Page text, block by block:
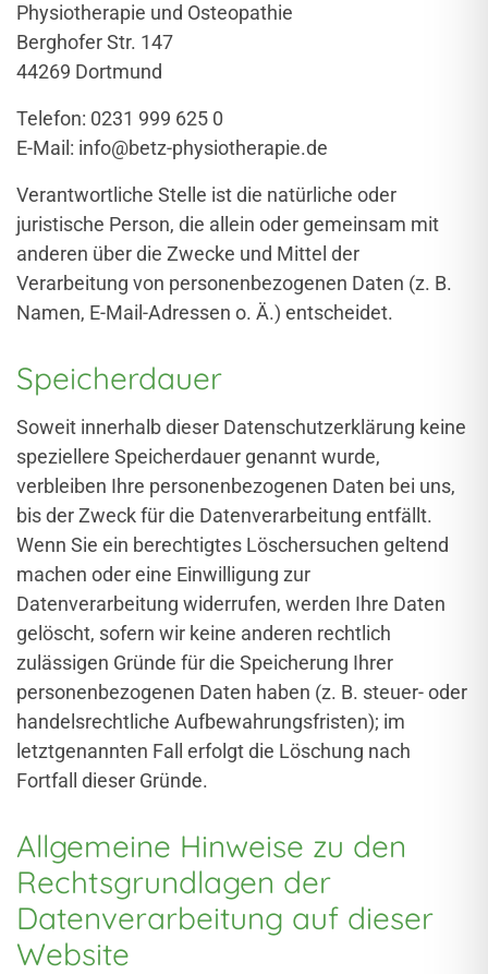
Physiotherapie und Osteopathie
Berghofer Str. 147
44269 Dortmund
Telefon: 0231 999 625 0
E-Mail: info@betz-physiotherapie.de
Verantwortliche Stelle ist die natürliche oder
juristische Person, die allein oder gemeinsam mit
anderen über die Zwecke und Mittel der
Verarbeitung von personenbezogenen Daten (z. B.
Namen, E-Mail-Adressen o. Ä.) entscheidet.
Speicherdauer
Soweit innerhalb dieser Datenschutzerklärung keine
speziellere Speicherdauer genannt wurde,
verbleiben Ihre personenbezogenen Daten bei uns,
bis der Zweck für die Datenverarbeitung entfällt.
Wenn Sie ein berechtigtes Löschersuchen geltend
machen oder eine Einwilligung zur
Datenverarbeitung widerrufen, werden Ihre Daten
gelöscht, sofern wir keine anderen rechtlich
zulässigen Gründe für die Speicherung Ihrer
personenbezogenen Daten haben (z. B. steuer- oder
handelsrechtliche Aufbewahrungsfristen); im
letztgenannten Fall erfolgt die Löschung nach
Fortfall dieser Gründe.
Allgemeine Hinweise zu den
Rechtsgrundlagen der
Datenverarbeitung auf dieser
Website